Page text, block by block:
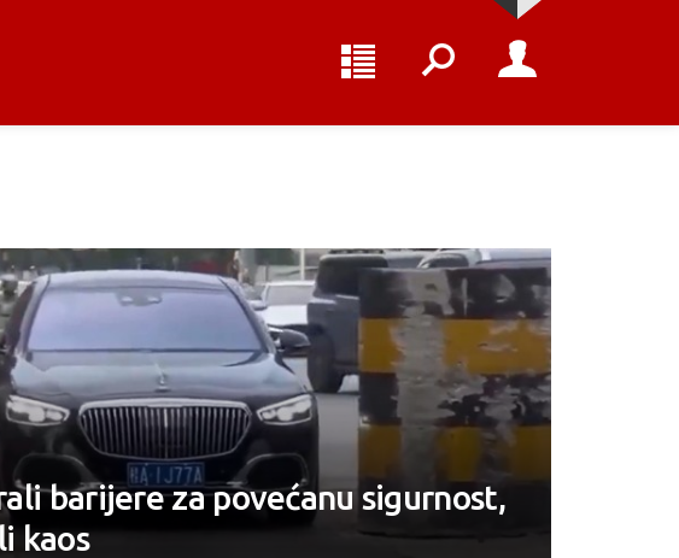
barijere za povećanu sigurnost,
kaos